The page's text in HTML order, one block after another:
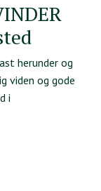
herunder og
viden og gode
i